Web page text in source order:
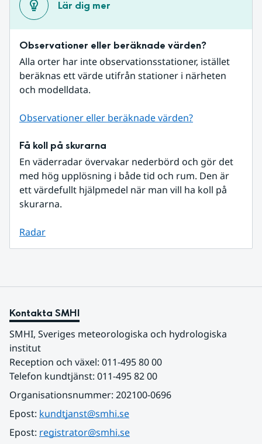
Lär dig mer
Observationer eller beräknade värden?
Alla orter har inte observationsstationer, istället
beräknas ett värde utifrån stationer i närheten
och modelldata.
Observationer eller beräknade värden?
Få koll på skurarna
En väderradar övervakar nederbörd och gör det
med hög upplösning i både tid och rum. Den är
ett värdefullt hjälpmedel när man vill ha koll på
skurarna.
Radar
Kontakta SMHI
SMHI, Sveriges meteorologiska och hydrologiska
institut
Reception och växel: 011-495 80 00
Telefon kundtjänst: 011-495 82 00
Organisationsnummer: 202100-0696
Epost: kundtjanst@smhi.se
Epost: registrator@smhi.se